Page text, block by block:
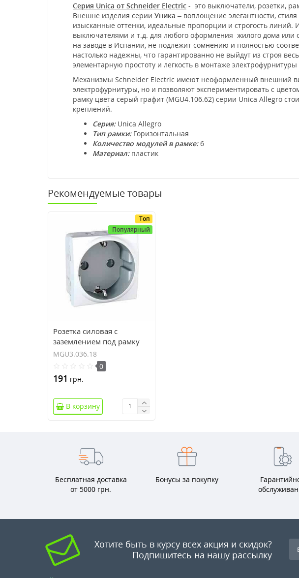
Серия Unica от Schneider Electric - это выключатели, розетки,
Внешне изделия серии Уника – воплощение элегантности,
изысканные оттенки, идеальные пропорции и строгость линий.
выключателями и т.д. для любого оформления жилого дома или
на заводе в Испании, не подлежит сомнению и полностью
настолько надежны, что гарантированно не выйдут из строя
элементарную простоту и легкость в монтаже электрофурнитуры
Механизмы Schneider Electric имеют неоформленный внешний
электрофурнитуры, но и позволяют экспериментировать с
рамку цвета серый графит (MGU4.106.62) серии Unica Allegro
креплений.
Серия: Unica Allegro
Тип рамки:Горизонтальная
Количество модулей в рамке:6
Материал:пластик
Рекомендуемые товары
Топ
Популярный
Розетка силовая c
заземлением под рамку
серия Unica MGU3.036.18
MGU3.036.18
0
191 грн.
В корзину
Бесплатная доставка
от 5000 грн.
Бонусы за покупку
Хотите быть в курсу всех акция и скидок?
Подпишитесь на нашу рассылку